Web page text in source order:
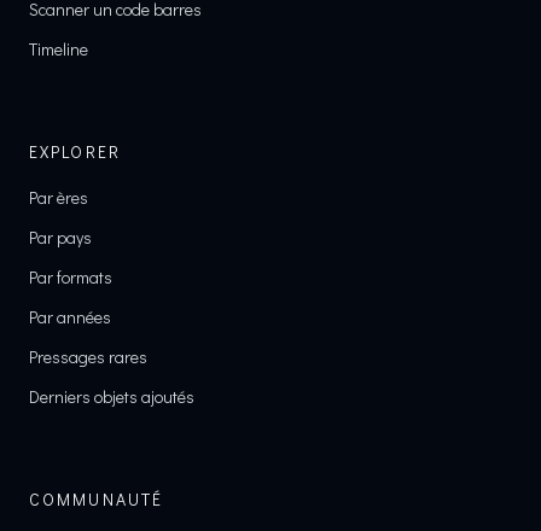
Scanner un code barres
Timeline
EXPLORER
Par ères
Par pays
Par formats
Par années
Pressages rares
Derniers objets ajoutés
COMMUNAUTÉ